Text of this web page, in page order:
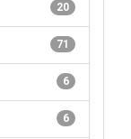
20
71
6
6